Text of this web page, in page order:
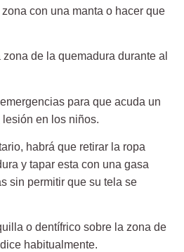
con una manta o hacer que
zona de la quemadura durante al
para que acuda un
en los niños.
habrá que retirar la ropa
y tapar esta con una gasa
sin permitir que su tela se
o dentífrico sobre la zona de
habitualmente.